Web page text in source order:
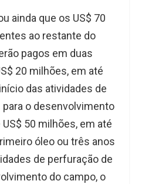
ainda que os US$ 70
ao restante do
pagos em duas
20 milhões, em até
das atividades de
o desenvolvimento
50 milhões, em até
óleo ou três anos
de perfuração de
do campo, o